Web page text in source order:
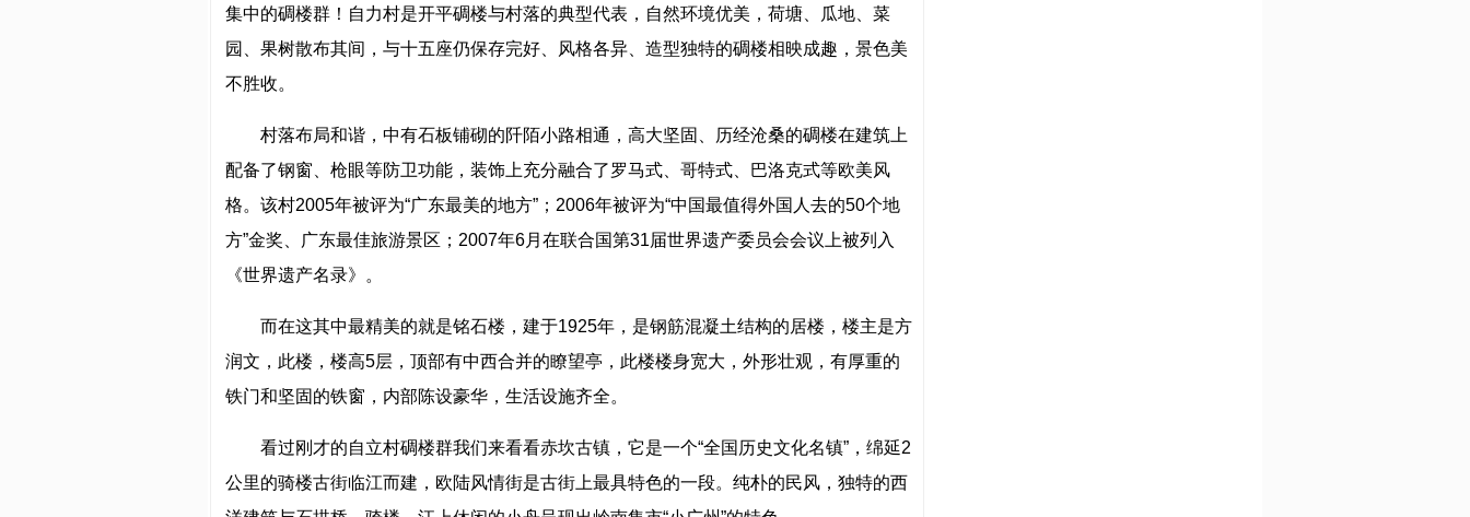
集中的碉楼群！自力村是开平碉楼与村落的典型代表，自然环境优美，荷塘、瓜地、菜
园、果树散布其间，与十五座仍保存完好、风格各异、造型独特的碉楼相映成趣，景色美
不胜收。
村落布局和谐，中有石板铺砌的阡陌小路相通，高大坚固、历经沧桑的碉楼在建筑上
配备了钢窗、枪眼等防卫功能，装饰上充分融合了罗马式、哥特式、巴洛克式等欧美风
格。该村2005年被评为“广东最美的地方”；2006年被评为“中国最值得外国人去的50个地
方”金奖、广东最佳旅游景区；2007年6月在联合国第31届世界遗产委员会会议上被列入
《世界遗产名录》。
而在这其中最精美的就是铭石楼，建于1925年，是钢筋混凝土结构的居楼，楼主是方
润文，此楼，楼高5层，顶部有中西合并的瞭望亭，此楼楼身宽大，外形壮观，有厚重的
铁门和坚固的铁窗，内部陈设豪华，生活设施齐全。
看过刚才的自立村碉楼群我们来看看赤坎古镇，它是一个“全国历史文化名镇”，绵延2
公里的骑楼古街临江而建，欧陆风情街是古街上最具特色的一段。纯朴的民风，独特的西